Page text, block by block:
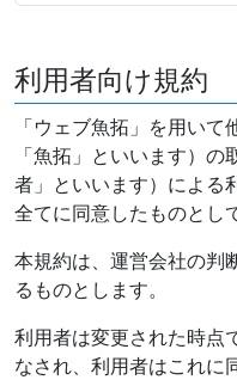
利用者向け規約
「ウェブ魚拓」を用いて
「魚拓」といいます）
者」といいます）による
全てに同意したものとし
本規約は、運営会社の判
るものとします。
利用者は変更された時点
なされ、利用者はこれに